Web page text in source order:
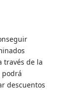
través de la
podrá
descuentos